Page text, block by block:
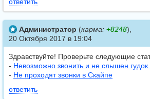
Администратор (карма: +8248),
20 Октября 2017 в 19:04
Здравствуйте! Проверьте следующие
- Невозможно звонить и не слышен
- Не проходят звонки в Скайпе
ответить